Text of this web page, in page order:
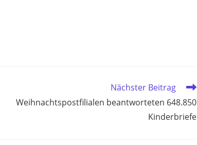
Nächster Beitrag
Weihnachtspostfilialen beantworteten 648.850
Kinderbriefe